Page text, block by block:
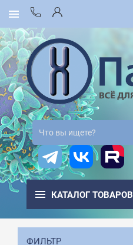
КАТАЛОГ ТОВАРОВ
ФИЛЬТР